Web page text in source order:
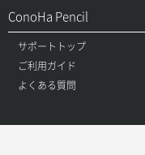
ConoHa Pencil
サポートトップ
ご利用ガイド
よくある質問